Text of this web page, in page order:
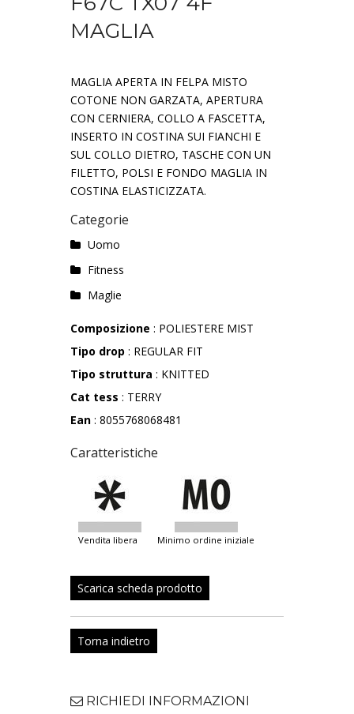
MAGLIA
MAGLIA APERTA IN FELPA MISTO
COTONE NON GARZATA, APERTURA
CON CERNIERA, COLLO A FASCETTA,
INSERTO IN COSTINA SUI FIANCHI E
SUL COLLO DIETRO, TASCHE CON UN
FILETTO, POLSI E FONDO MAGLIA IN
COSTINA ELASTICIZZATA.
Categorie
Uomo
Fitness
Maglie
Composizione : POLIESTERE MIST
Tipo drop : REGULAR FIT
Tipo struttura : KNITTED
Cat tess : TERRY
Ean : 8055768068481
Caratteristiche
vendita libera minimo ordine iniziale
Scarica scheda prodotto
Torna indietro
RICHIEDI INFORMAZIONI